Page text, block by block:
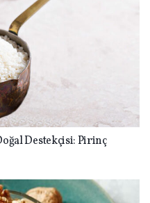
Destekçisi: Pirinç